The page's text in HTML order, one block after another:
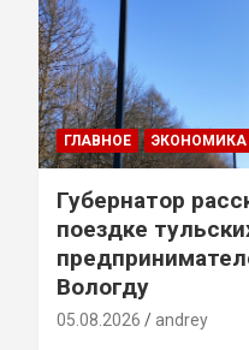
ГЛАВНОЕ ЭКОНОМИКА
Губернатор
поездке
Вологду
05.08.2026 andrey